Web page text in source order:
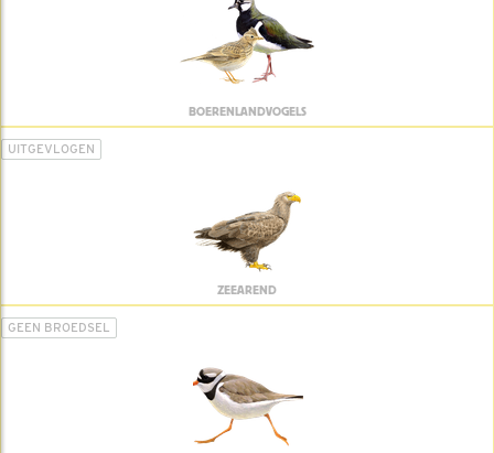
BOERENLANDVOGELS
UITGEVLOGEN
ZEEAREND
GEEN BROEDSEL